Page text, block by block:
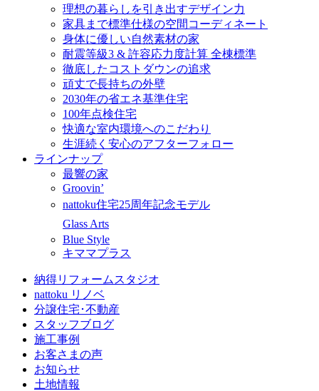
理想の暮らしを引き出すデザイン力
家具まで標準仕様の空間コーディネート
身体に優しい自然素材の家
耐震等級3 & 許容応力度計算 全棟標準
徹底したコストダウンの追求
頑丈で長持ちの外壁
2030年の省エネ基準住宅
100年点検住宅
快適な室内環境へのこだわり
生涯続く安心のアフターフォロー
ラインナップ
最響の家
Groovin’
nattoku住宅25周年記念モデル
Glass Arts
Blue Style
キママプラス
納得リフォームスタジオ
nattoku リノベ
分譲住宅･不動産
スタッフブログ
施工事例
お客さまの声
お知らせ
土地情報